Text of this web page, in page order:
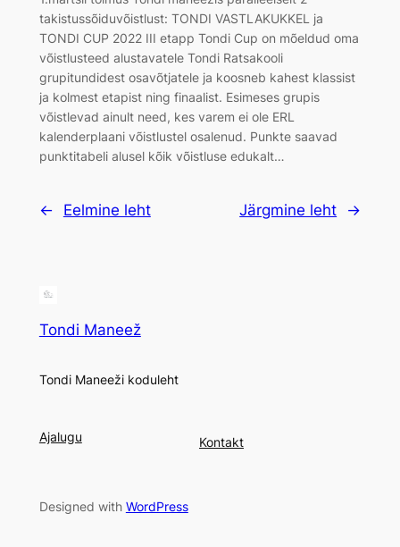
takistussõiduvõistlust: TONDI VASTLAKUKKEL ja
TONDI CUP 2022 III etapp Tondi Cup on mõeldud oma
võistlusteed alustavatele Tondi Ratsakooli
grupitundidest osavõtjatele ja koosneb kahest klassist
ja kolmest etapist ning finaalist. Esimeses grupis
võistlevad ainult need, kes varem ei ole ERL
kalenderplaani võistlustel osalenud. Punkte saavad
punktitabeli alusel kõik võistluse edukalt…
← Eelmine leht Järgmine leht →
Tondi Maneež
Tondi Maneeži koduleht
Ajalugu Kontakt
Designed with WordPress